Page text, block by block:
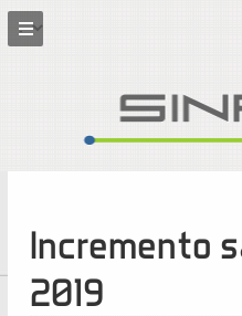
Incremento
2019